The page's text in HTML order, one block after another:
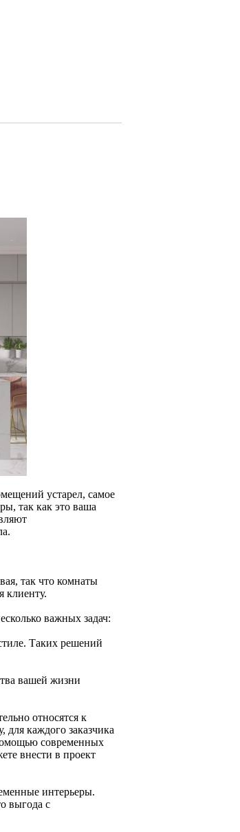
устарел, самое
так как это ваша
так что комнаты
клиенту.
важных задач:
Таких решений
вашей жизни
относятся к
каждого заказчика
современных
внести в проект
интерьеры.
выгода с